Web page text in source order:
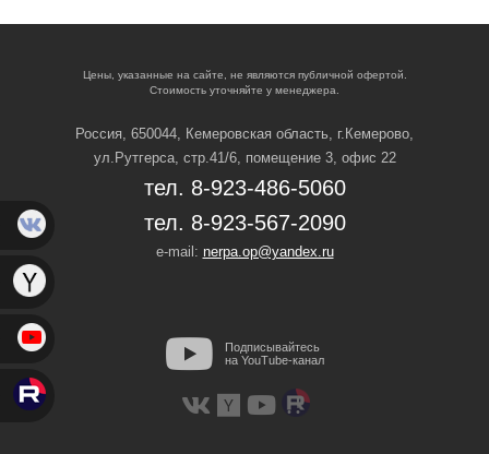
Цены, указанные на сайте, не являются публичной офертой.
Стоимость уточняйте у менеджера.
Россия, 650044, Кемеровская область, г.Кемерово,
ул.Рутгерса, стр.41/6, помещение 3, офис 22
тел. 8-923-486-5060
тел. 8-923-567-2090
e-mail: nerpa.op@yandex.ru
Подписывайтесь
на YouTube-канал